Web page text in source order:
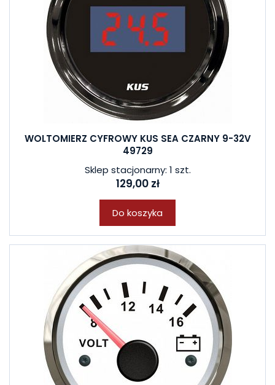
WOLTOMIERZ CYFROWY KUS SEA CZARNY 9-32V
49729
Sklep stacjonarny: 1 szt.
129,00 zł
Do koszyka